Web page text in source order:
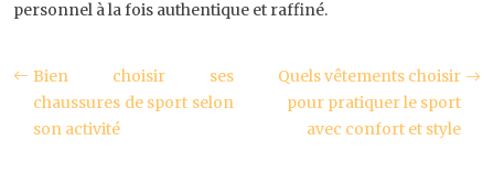
personnel à la fois authentique et raffiné.
Bien choisir ses
chaussures de sport selon
son activité
Quels vêtements choisir
pour pratiquer le sport
avec confort et style